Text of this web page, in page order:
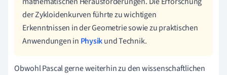
der Zykloidenkurven führte zu wichtigen
Erkenntnissen in der Geometrie sowie zu praktischen
Anwendungen in Physikund Technik.
Obwohl Pascal gerne weiterhin zu den wissenschaftlichen